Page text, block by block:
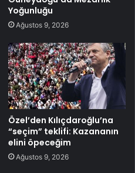
Yoğunluğu
Ağustos 9, 2026
Özel’den Kılıçdaroğlu’na
“seçim” teklifi: Kazananın
elini öpeceğim
Ağustos 9, 2026